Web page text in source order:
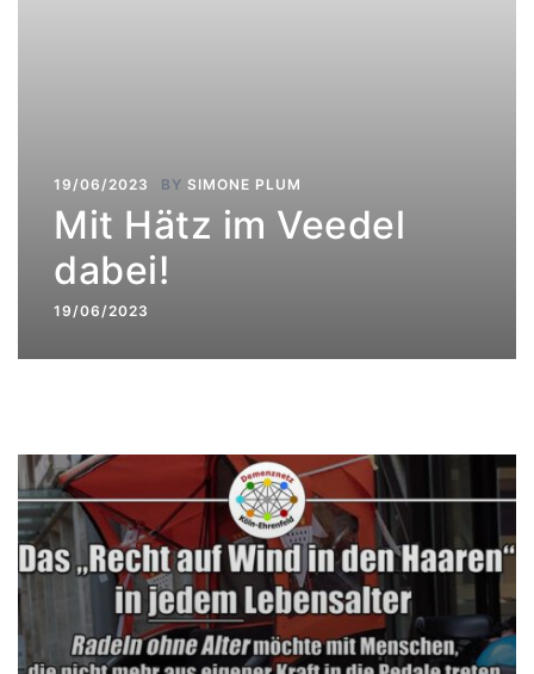
19/06/2023 BY SIMONE PLUM
Mit Hätz im Veedel
dabei!
19/06/2023